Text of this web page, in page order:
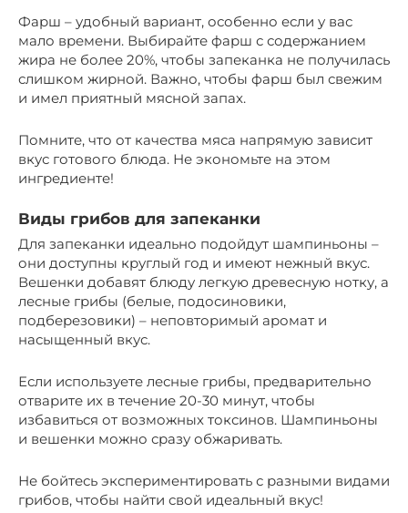
Фарш – удобный вариант, особенно если у вас
мало времени. Выбирайте фарш с содержанием
жира не более 20%, чтобы запеканка не получилась
слишком жирной. Важно, чтобы фарш был свежим
и имел приятный мясной запах.
Помните, что от качества мяса напрямую зависит
вкус готового блюда. Не экономьте на этом
ингредиенте!
Виды грибов для запеканки
Для запеканки идеально подойдут шампиньоны –
они доступны круглый год и имеют нежный вкус.
Вешенки добавят блюду легкую древесную нотку, а
лесные грибы (белые, подосиновики,
подберезовики) – неповторимый аромат и
насыщенный вкус.
Если используете лесные грибы, предварительно
отварите их в течение 20-30 минут, чтобы
избавиться от возможных токсинов. Шампиньоны
и вешенки можно сразу обжаривать.
Не бойтесь экспериментировать с разными видами
грибов, чтобы найти свой идеальный вкус!